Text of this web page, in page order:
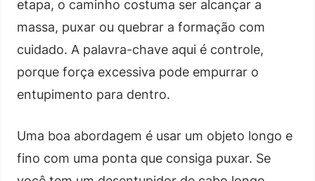
etapa, o caminho costuma ser alcançar a
massa, puxar ou quebrar a formação com
cuidado. A palavra-chave aqui é controle,
porque força excessiva pode empurrar o
entupimento para dentro.
Uma boa abordagem é usar um objeto longo e
fino com uma ponta que consiga puxar. Se